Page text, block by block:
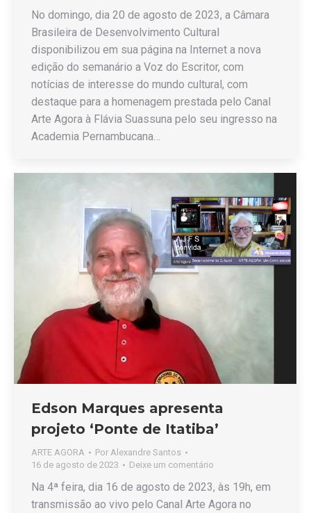
No domingo, dia 20 de agosto de 2023, a Câmara
Brasileira de Desenvolvimento Cultural
disponibilizou em sua página na Internet a nova
edição do semanário a Voz do Escritor, com
notícias de interesse do mundo cultural, com
destaque para a homenagem prestada pelo Canal
Arte Agora à Flávia Suassuna pelo seu ingresso na
Academia Pernambucana…
Edson Marques apresenta
projeto ‘Ponte de Itatiba’
ARTE AGORA Por Alexandre Santos
16 de agosto de 2023
Deixe um comentário
Na 4ª feira, dia 16 de agosto de 2023, às 19h, em
transmissão ao vivo pelo Canal Arte Agora no